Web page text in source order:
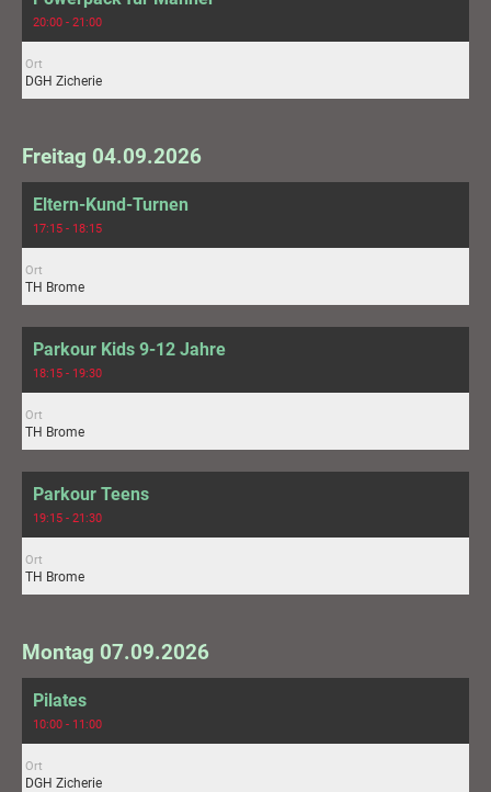
20:00 - 21:00
Ort
DGH Zicherie
Freitag 04.09.2026
Eltern-Kund-Turnen
17:15 - 18:15
Ort
TH Brome
Parkour Kids 9-12 Jahre
18:15 - 19:30
Ort
TH Brome
Parkour Teens
19:15 - 21:30
Ort
TH Brome
Montag 07.09.2026
Pilates
10:00 - 11:00
Ort
DGH Zicherie